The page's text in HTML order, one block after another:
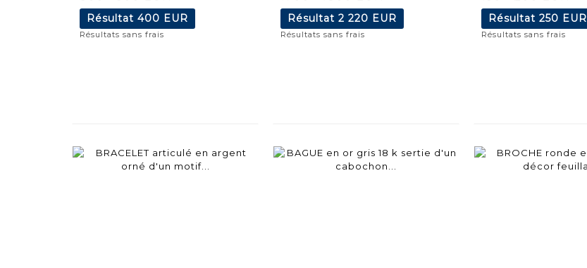
Résultat 400 EUR
Résultats sans frais
Résultat 2 220 EUR
Résultats sans frais
Résultat 250 EUR
Résultats sans frais